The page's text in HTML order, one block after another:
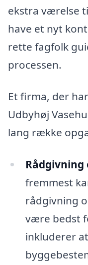
ekstra værelse
have et nyt
rette fagfolk
processen.
Et firma, der
Udbyhøj
lang række
fremmest
rådgivning
være bedst
inkluderer